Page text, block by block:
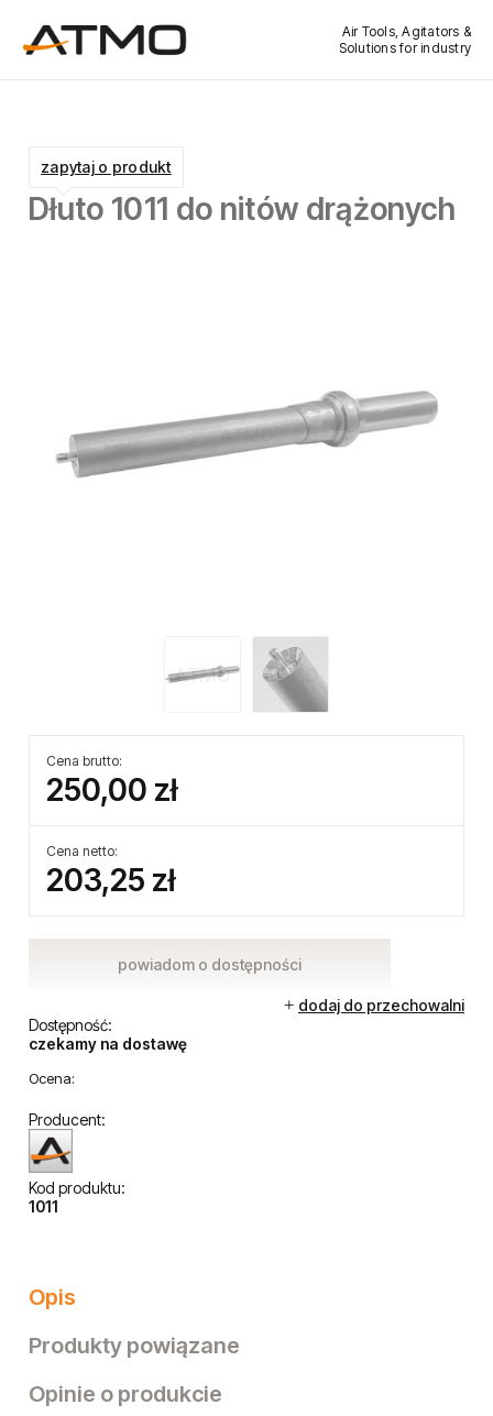
Air Tools, Agitators &
Solutions for industry
Dłuto 1011 do nitów drążonych
Cena brutto:
250,00 zł
Cena netto:
203,25 zł
powiadom o dostępności
dodaj do przechowalni
Dostępność:
czekamy na dostawę
Ocena:
Producent:
Kod produktu:
1011
zapytaj o produkt
Opis
Produkty powiązane
Opinie o produkcie